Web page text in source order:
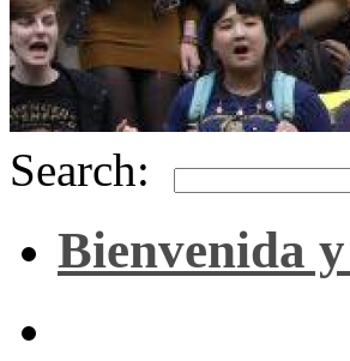
Search:
Bienvenida